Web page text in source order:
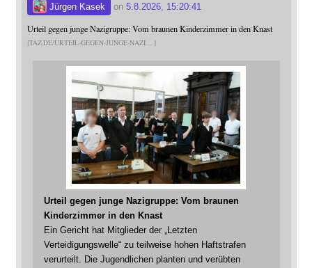
Jürgen Kasek on 5.8.2026, 15:20:41
Urteil gegen junge Nazigruppe: Vom braunen Kinderzimmer in den Knast
TAZ.DE/URTEIL-GEGEN-JUNGE-NAZI
Urteil gegen junge Nazigruppe: Vom braunen
Kinderzimmer in den Knast
Ein Gericht hat Mitglieder der „Letzten
Verteidigungswelle“ zu teilweise hohen Haftstrafen
verurteilt. Die Jugendlichen planten und verübten